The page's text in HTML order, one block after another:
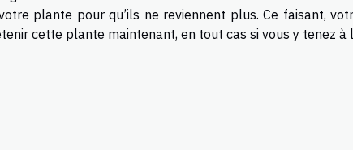
plante pour qu’ils ne reviennent plus. Ce faisant,
cette plante maintenant, en tout cas si vous y tenez à